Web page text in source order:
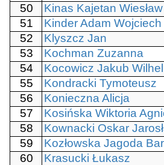
50
Kinas Kajetan Wiesław
51
Kinder Adam Wojciech
52
Klyszcz Jan
53
Kochman Zuzanna
54
Kocowicz Jakub
55
Kondracki Tymoteusz
56
Konieczna Alicja
57
Kosińska Wiktoria
58
Kownacki Oskar
59
Kozłowska Jagoda
60
Krasucki Łukasz